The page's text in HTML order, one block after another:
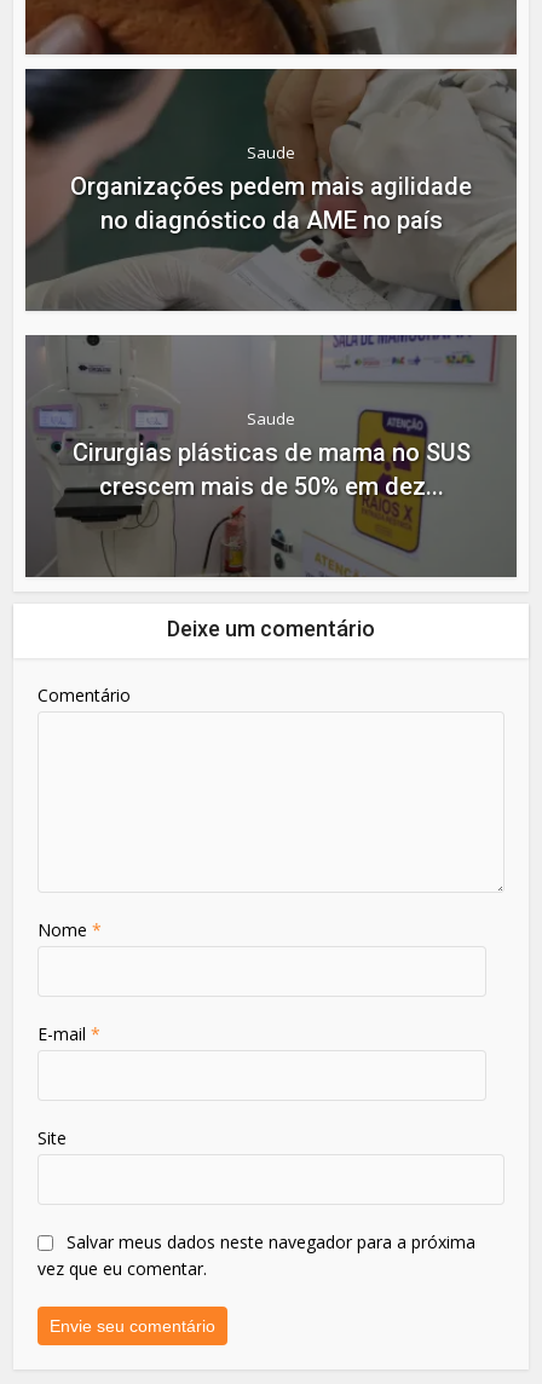
Saude
Organizações pedem mais agilidade
no diagnóstico da AME no país
Saude
Cirurgias plásticas de mama no SUS
crescem mais de 50% em dez...
Deixe um comentário
Comentário
Nome*
E-mail*
Site
Salvar meus dados neste navegador para a próxima
vez que eu comentar.